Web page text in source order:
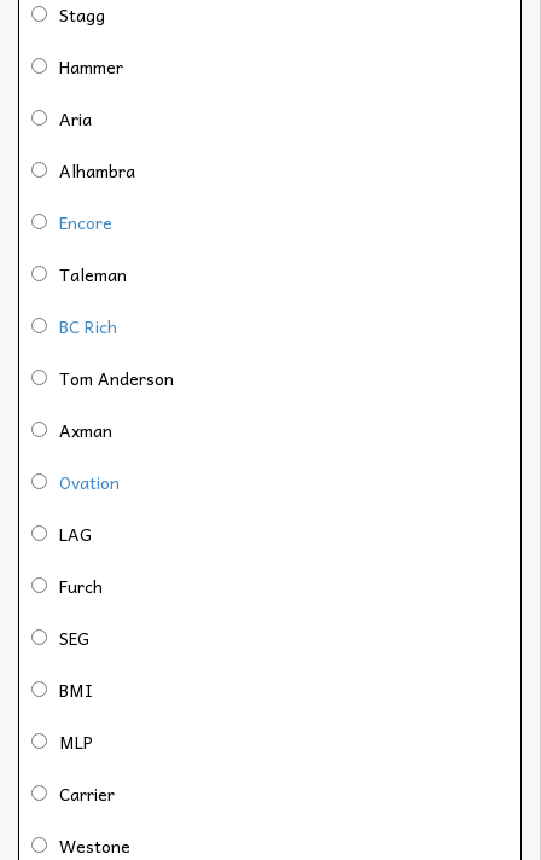
Stagg
Hammer
Aria
Alhambra
Encore
Taleman
BC Rich
Tom Anderson
Axman
Ovation
LAG
Furch
SEG
BMI
MLP
Carrier
Westone